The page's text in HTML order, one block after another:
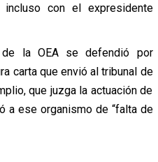
con el expresidente
de la OEA se defendió por
carta que envió al tribunal de
que juzga la actuación de
a ese organismo de “falta de